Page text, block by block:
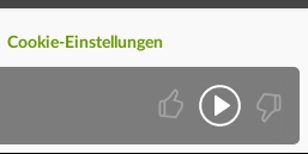
Cookie-Einstellungen